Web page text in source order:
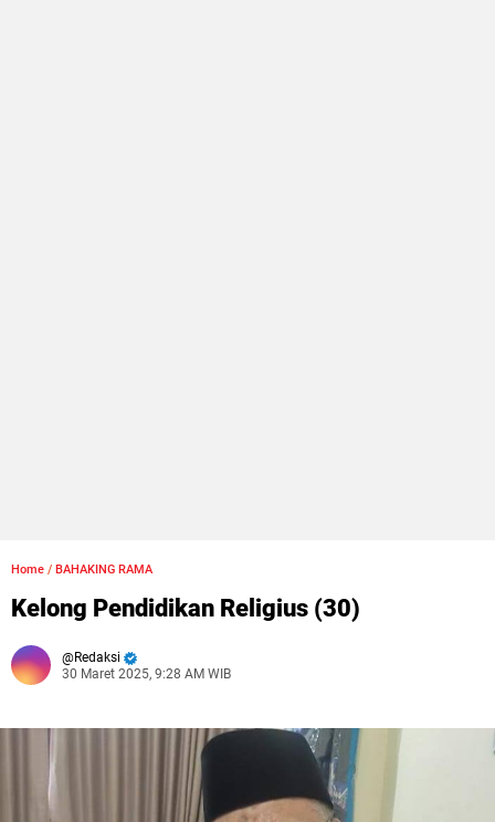
Home / BAHAKING RAMA
Kelong Pendidikan Religius (30)
Redaksi
30 Maret 2025, 9:28 AM WIB